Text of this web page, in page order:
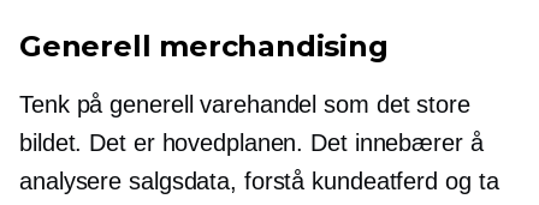
Generell merchandising
Tenk på generell varehandel som det store
bildet. Det er hovedplanen. Det innebærer å
analysere salgsdata, forstå kundeatferd og ta